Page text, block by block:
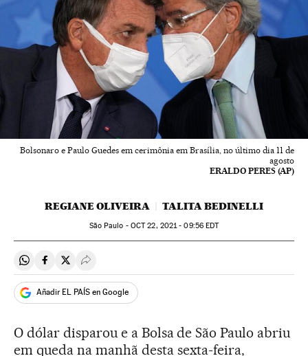
Bolsonaro e Paulo Guedes em cerimônia em Brasília, no último dia 11 de
agosto
ERALDO PERES (AP)
REGIANE OLIVEIRA TALITA BEDINELLI
São Paulo - OCT22, 2021 - 09:56EDT
Compartir en Whatsapp
Compartir en Facebook
Compartir en Twitter
Desplegar Redes Sociales
Añadir EL PAÍS en Google
O dólar disparou e a Bolsa de São Paulo abriu
em queda na manhã desta sexta-feira,